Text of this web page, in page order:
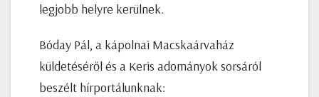
legjobb helyre kerülnek.
Bóday Pál, a kápolnai Macskaárvaház
küldetéséről és a Keris adományok sorsáról
beszélt hírportálunknak: